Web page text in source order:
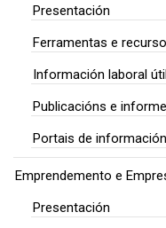
Presentación
Ferramentas e
Información laboral
Publicacións e
Portais de información
Emprendemento e
Presentación